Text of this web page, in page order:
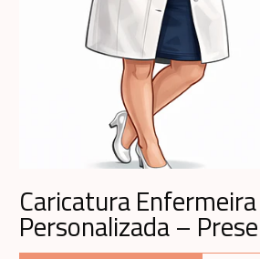
Caricatura Enfermeira
Personalizada –